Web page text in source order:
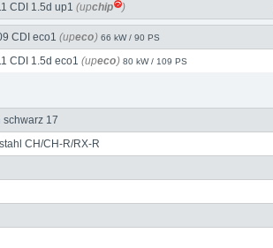
CDI 1.5d up1 (upchip )
CDI eco1 (upeco) 66 kW / 90 PS
CDI 1.5d eco1 (upeco) 80 kW / 109 PS
17
CH/CH-R/RX-R